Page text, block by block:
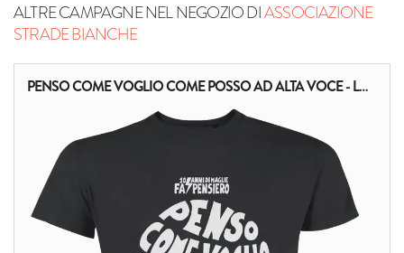
ALTRE CAMPAGNE NEL NEGOZIO DIASSOCIAZIONE
STRADE BIANCHE
PENSO COME VOGLIO COME POSSO AD ALTA VOCE - LOUIS-FERDINAND CÉLINE